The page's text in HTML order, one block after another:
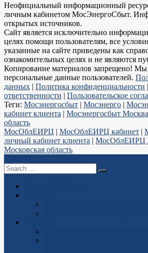
Неофициальный информационный
личным кабинетом МосЭнергоСбыт.
открытых источников.
Сайт является исключительно
целях помощи пользователям, все
указанные на сайте приведены как
ознакомительных целях и не являются
Копирование материалов запрещено! Мы
персональные данные пользователей.
данных | Политика конфиденциальности |
ответственности | Пользовательское
Теги: Мосэнергосбыт | Мосэнерго |
кабинет клиента | Мосэнергосбыт
область
МосОблЕИРЦ | МосОблЕИРЦ кабинет |
личный кабинет клиента | МосОблЕИРЦ
Московская область
Search
for